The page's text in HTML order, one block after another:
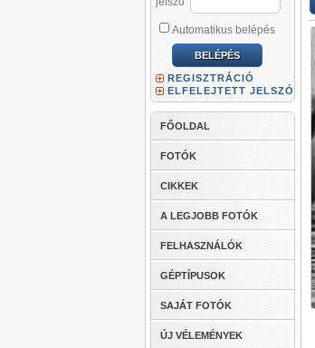
Automatikus belépés
REGISZTRÁCIÓ
ELFELEJTETT JELSZÓ
FŐOLDAL
FOTÓK
CIKKEK
A LEGJOBB FOTÓK
FELHASZNÁLÓK
GÉPTÍPUSOK
SAJÁT FOTÓK
ÚJ VÉLEMÉNYEK